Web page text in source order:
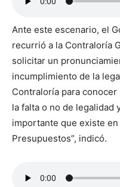
Ante este escenario, el
recurrió a la Contraloría
solicitar un
incumplimiento de la
Contraloría para
la falta o no de legalidad
importante que existe
Presupuestos”, indicó.